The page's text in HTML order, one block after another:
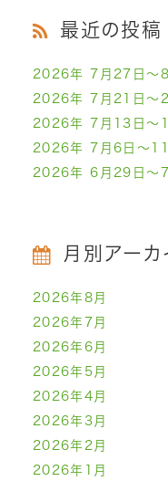
最近の投稿
2026年 7月27日～8
2026年 7月21日～
2026年 7月13日～
2026年 7月6日～11
2026年 6月29日～7
月別アーカ
2026年8月
2026年7月
2026年6月
2026年5月
2026年4月
2026年3月
2026年2月
2026年1月